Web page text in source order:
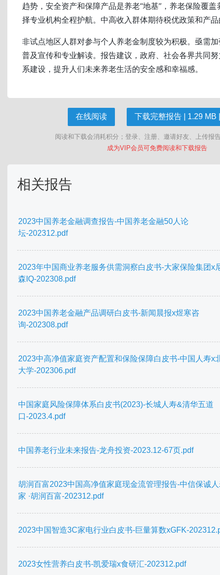
趋势，安全资产和保障产品是养老“地基”，养老保险覆盖
择专业机构全程护航。中高收入群体期待税优政策和产
非试点地区人群对参与个人养老金制度较为积极。亟需
普及宣传和专业解读。报告建议，政府、社会各界共同
系建设，提升人们未来养老生活的安全感和幸福感。
在线阅读 下载完整报告 | 1.29 MB
阅读和下载会消耗积分；登录、注册、邀请好友、上传报
成为VIP会员可免费阅读和下载报告
相关报告
2023中国养老金融调查报告-中国养老金融50人论
坛-202312.pdf
2023年中国商业养老服务供需洞察白皮书-大家保险集团x
森IQ-202308.pdf
2023中国养老金融产品调研白皮书-新闻晨报x煜寒咨
询-202308.pdf
2023中高净值家庭资产配置和保险保障白皮书-中国人寿x
大学-202306.pdf
中国家庭风险保障体系白皮书(2023)-长城人寿&清华五道
口-2023.4.pdf
中国养老行业未来报告-龙舟投资-2023.12-67页.pdf
胡润百富2023中国高净值家庭现金流管理报告-中信保诚
家 ·胡润百富-202312.pdf
2023中国智造3C家电行业白皮书-巨量算数xGFK-
2023女性营养白皮书-凯爱瑞x食研汇-202312.pdf